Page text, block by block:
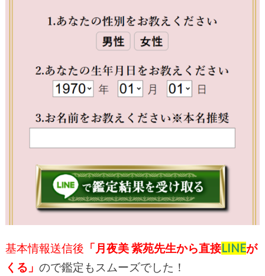
基本情報送信後 「月夜美 紫苑先生から直接LINEが
くる」 ので鑑定もスムーズでした！